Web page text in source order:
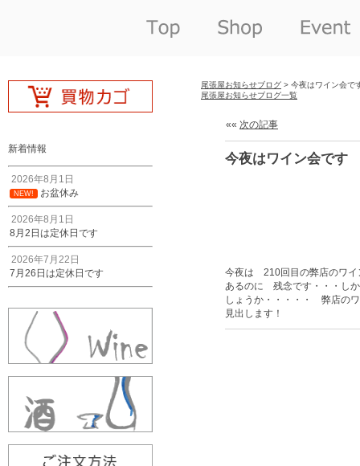
新着情報
2026年8月1日
NEW! お盆休み
2026年8月1日
8月2日は定休日です
2026年7月22日
7月26日は定休日です
尾張屋お知らせブログ > 今夜はワイン会で
尾張屋お知らせブログ一覧
«« 次の記事
今夜はワイン会です
今夜は 210回目の弊店のワ
あるのに 残念です・・・し
しょうか・・・・・ 弊店の
見出します！